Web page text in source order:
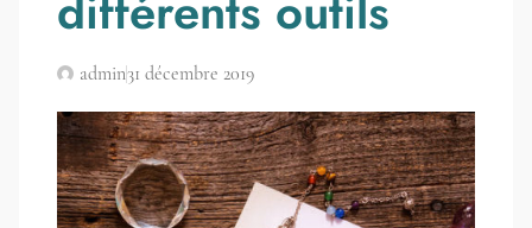
admin31 décembre 2019